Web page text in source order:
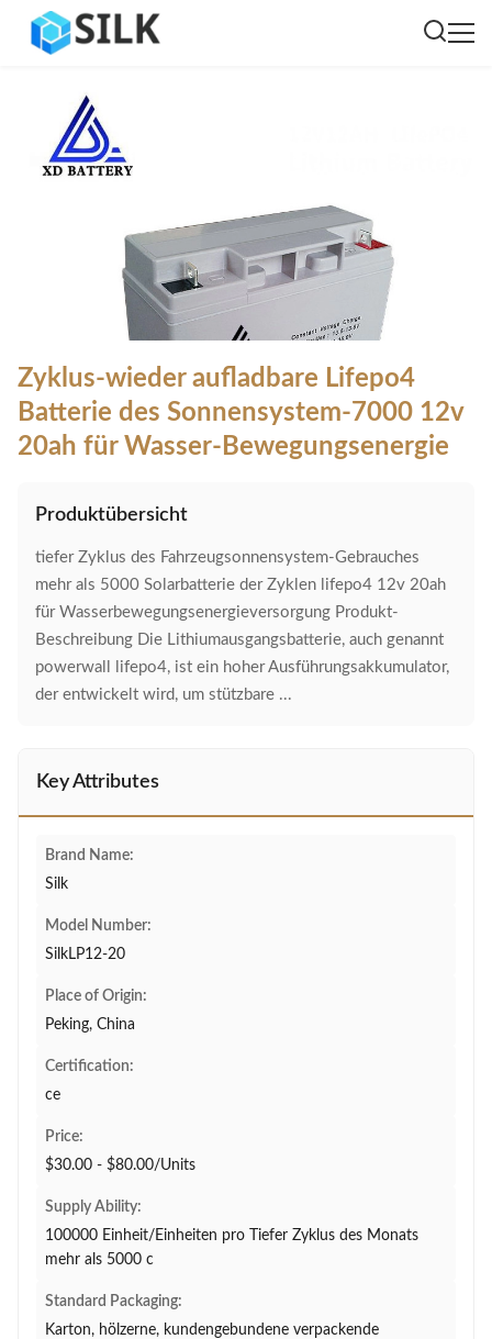
Zyklus-wieder aufladbare Lifepo4
Batterie des Sonnensystem-7000 12v
20ah für Wasser-Bewegungsenergie
Produktübersicht
tiefer Zyklus des Fahrzeugsonnensystem-Gebrauches
mehr als 5000 Solarbatterie der Zyklen lifepo4 12v 20ah
für Wasserbewegungsenergieversorgung Produkt-
Beschreibung Die Lithiumausgangsbatterie, auch genannt
powerwall lifepo4, ist ein hoher Ausführungsakkumulator,
der entwickelt wird, um stützbare ...
Key Attributes
Brand Name:
Silk
Model Number:
SilkLP12-20
Place of Origin:
Peking, China
Certification:
ce
Price:
$30.00 - $80.00/Units
Supply Ability:
100000 Einheit/Einheiten pro Tiefer Zyklus des Monats
mehr als 5000 c
Standard Packaging:
Karton, hölzerne, kundengebundene verpackende